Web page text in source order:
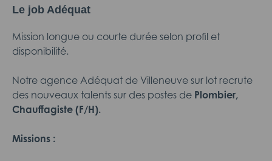
Le job Adéquat
Mission longue ou courte durée selon profil et
disponibilité.
Notre agence Adéquat de Villeneuve sur lot recrute
des nouveaux talents sur des postes de Plombier,
Chauffagiste (F/H).
Missions :